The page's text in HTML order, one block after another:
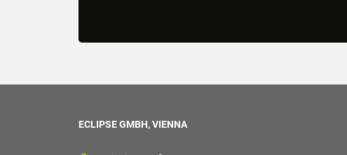
ECLIPSE GMBH, VIENNA